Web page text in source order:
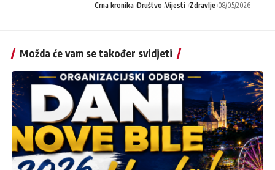
Crna kronika Društvo Vijesti Zdravlje 08/05/2026
Možda će vam se također svidjeti